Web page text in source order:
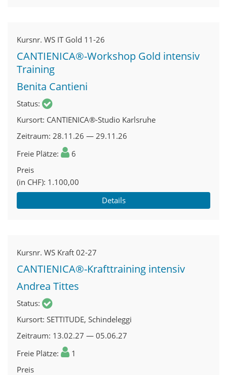
Kursnr. WS IT Gold 11-26
CANTIENICA®-Workshop Gold intensiv
Training
Benita Cantieni
Status
Kursort CANTIENICA®-Studio Karlsruhe
Zeitraum 28.11.26 — 29.11.26
Freie Plätze
6
Preis
(in CHF) 1.100,00
Details
Kursnr. WS Kraft 02-27
CANTIENICA®-Krafttraining intensiv
Andrea Tittes
Status
Kursort SETTITUDE, Schindeleggi
Zeitraum 13.02.27 — 05.06.27
Freie Plätze
1
Preis